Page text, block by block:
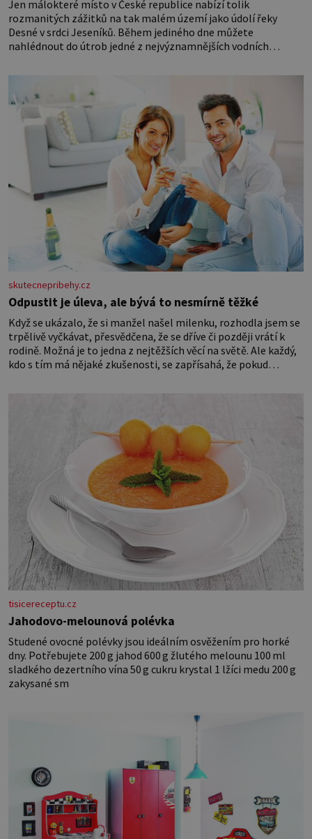
Jen málokteré místo v České republice nabízí tolik
rozmanitých zážitků na tak malém území jako údolí řeky
Desné v srdci Jeseníků. Během jediného dne můžete
nahlédnout do útrob jedné z nejvýznamnějších vodních
koloběžce a den zakončit poznáváním památek ve Velkých
Losinách nebo v termálním
skutecnepribehy.cz
Odpustit je úleva, ale bývá to nesmírně těžké
Když se ukázalo, že si manžel našel milenku, rozhodla jsem se
trpělivě vyčkávat, přesvědčena, že se dříve či později vrátí k
rodině. Možná je to jedna z nejtěžších věcí na světě. Ale každý,
kdo s tím má nějaké zkušenosti, se zapřísahá, že pokud
tisicereceptu.cz
Jahodovo-melounová polévka
Studené ovocné polévky jsou ideálním osvěžením pro horké
dny. Potřebujete 200 g jahod 600 g žlutého melounu 100 ml
sladkého dezertního vína 50 g cukru krystal 1 lžíci medu 200 g
zakysané sm